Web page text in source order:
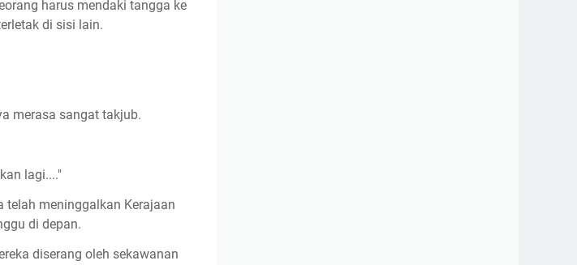
harus mendaki tangga ke
di sisi lain.
merasa sangat takjub.
lagi...."
telah meninggalkan Kerajaan
di depan.
diserang oleh sekawanan